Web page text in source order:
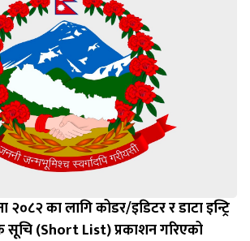
२०८२ का लागि कोडर/इडिटर र डाटा इन्ट्रि
सूचि (Short List) प्रकाशन गरिएको